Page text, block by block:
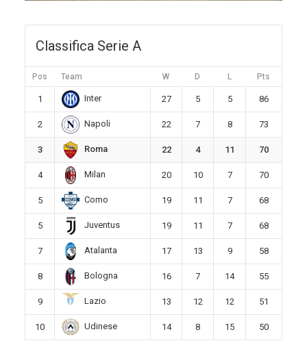
Classifica Serie A
Pos Team W D L Pts
1 Inter 27 5 5 86
2 Napoli 22 7 8 73
3 Roma 22 4 11 70
4 Milan 20 10 7 70
5 Como 19 11 7 68
5 Juventus 19 11 7 68
7 Atalanta 17 13 9 58
8 Bologna 16 7 14 55
9 Lazio 13 12 12 51
10 Udinese 14 8 15 50